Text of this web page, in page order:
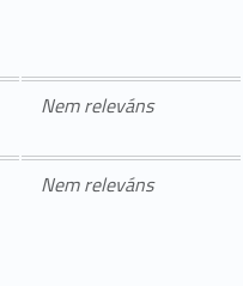
Nem releváns
Nem releváns